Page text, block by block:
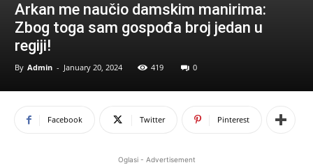
Arkan me naučio damskim manirima:
Zbog toga sam gospođa broj jedan u
regiji!
By Admin - January 20, 2024 419 0
Facebook Twitter Pinterest
Oglasi - Advertisement